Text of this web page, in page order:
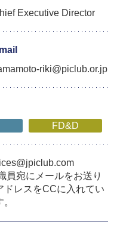
Executive Director
riki@piclub.or.jp
FD&D
員宛にメールをお送り
ドレスをCCに入れてい